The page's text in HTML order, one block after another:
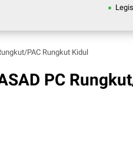
Legislator
PAC Rungkut Kidul
PC